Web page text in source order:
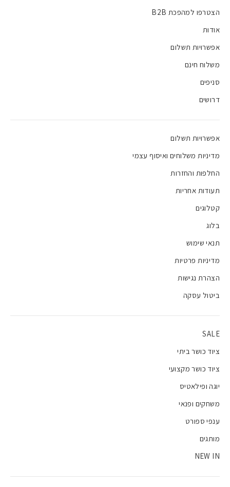
הצטרפו למהפכת B2B
אודות
אפשרויות תשלום
משלוח חינם
סניפים
דרושים
אפשרויות תשלום
מדיניות משלוחים ואיסוף עצמי
החלפות והחזרות
תעודות אחריות
קטלוגים
בלוג
תנאי שימוש
מדיניות פרטיות
הצהרת נגישות
ביטול עסקה
SALE
ציוד כושר ביתי
ציוד כושר מקצועי
יוגה ופילאטיס
משחקים ופנאי
ענפי ספורט
מותגים
NEW IN